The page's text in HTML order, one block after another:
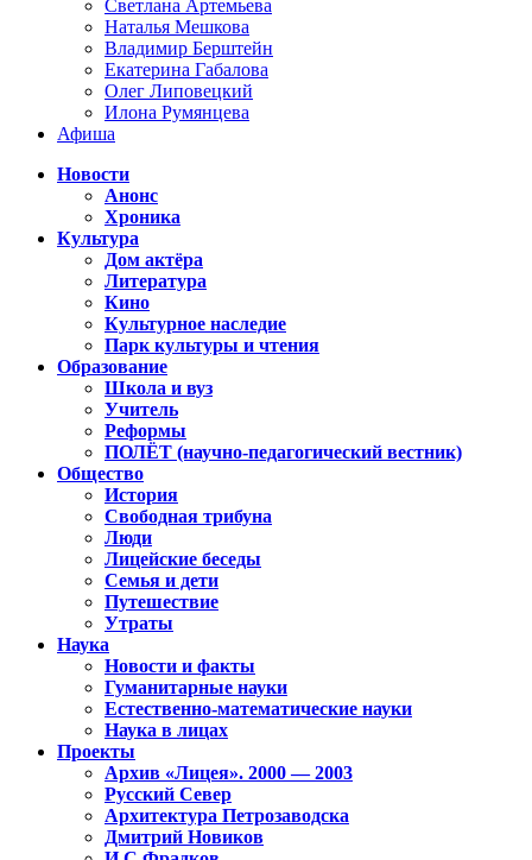
Светлана Артемьева
Наталья Мешкова
Владимир Берштейн
Екатерина Габалова
Олег Липовецкий
Илона Румянцева
Афиша
Новости
Анонс
Хроника
Культура
Дом актёра
Литература
Кино
Культурное наследие
Парк культуры и чтения
Образование
Школа и вуз
Учитель
Реформы
ПОЛЁТ (научно-педагогический вестник)
Общество
История
Свободная трибуна
Люди
Лицейские беседы
Семья и дети
Путешествие
Утраты
Наука
Новости и факты
Гуманитарные науки
Естественно-математические науки
Наука в лицах
Проекты
Архив «Лицея». 2000 — 2003
Русский Север
Архитектура Петрозаводска
Дмитрий Новиков